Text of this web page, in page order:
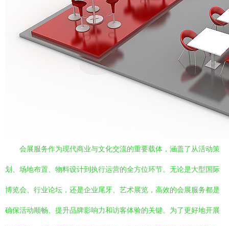
会展服务作为现代商业与文化交流的重要载体，涵盖了从活动策
划、场地布置、物料设计到执行运营的全方位环节。无论是大型国际
博览会、行业论坛，还是企业尾牙、艺术展览，高效的会展服务都是
确保活动顺畅、提升品牌影响力和访客体验的关键。为了更好地开展